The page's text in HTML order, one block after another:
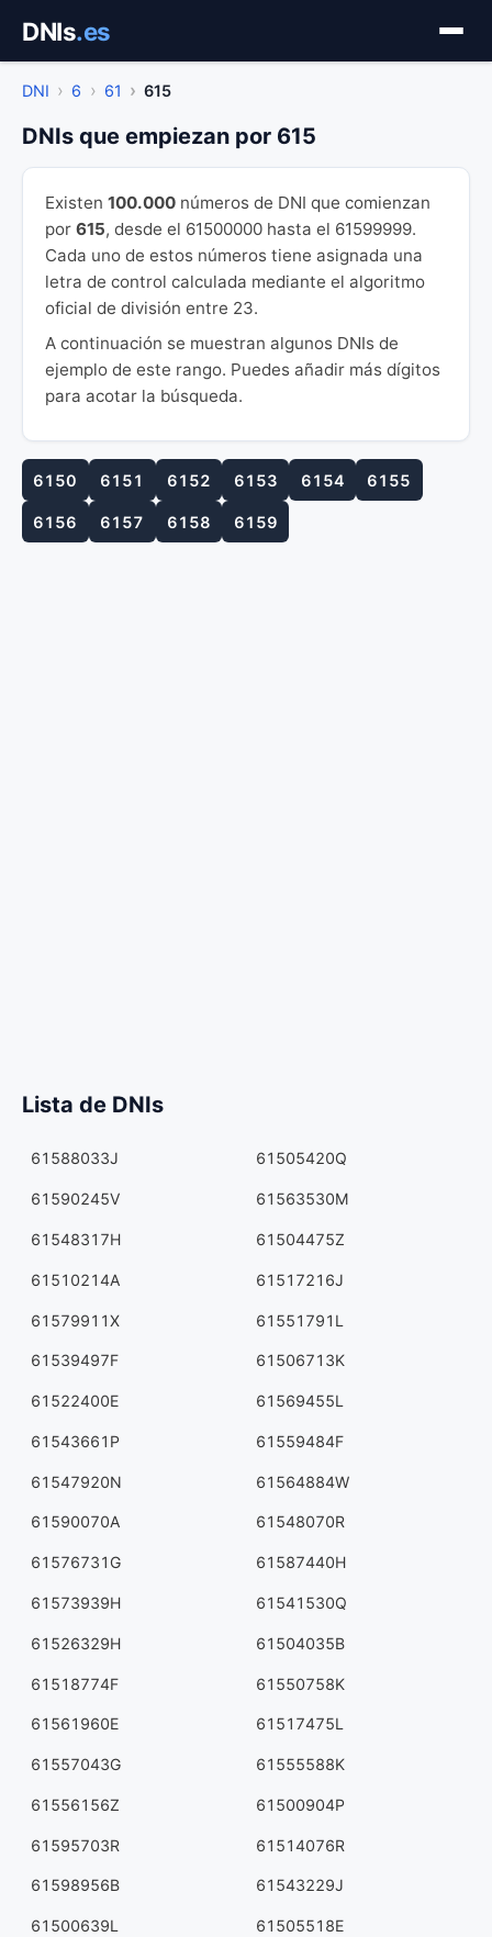
contenido
DNIs.es
DNI 6 61 615
DNIs que empiezan por 615
Existen 100.000 números de DNI que comienzan
por 615, desde el 61500000 hasta el 61599999.
Cada uno de estos números tiene asignada una
letra de control calculada mediante el algoritmo
oficial de división entre 23.
A continuación se muestran algunos DNIs de
ejemplo de este rango. Puedes añadir más dígitos
para acotar la búsqueda.
6150 6151 6152 6153 6154 6155
6156 6157 6158 6159
Lista de DNIs
61588033J 61505420Q
61590245V 61563530M
61548317H 61504475Z
61510214A 61517216J
61579911X 61551791L
61539497F 61506713K
61522400E 61569455L
61543661P 61559484F
61547920N 61564884W
61590070A 61548070R
61576731G 61587440H
61573939H 61541530Q
61526329H 61504035B
61518774F 61550758K
61561960E 61517475L
61557043G 61555588K
61556156Z 61500904P
61595703R 61514076R
61598956B 61543229J
61500639L 61505518E